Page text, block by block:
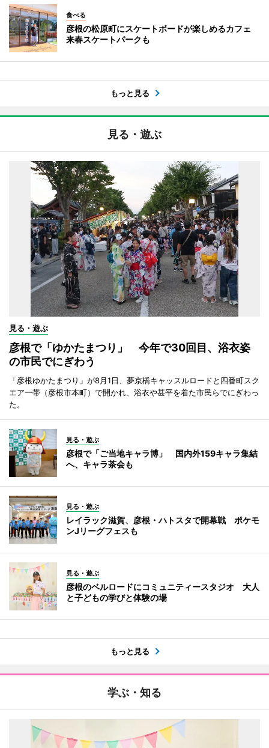
食べる
彦根の松原町にスケートボードが楽しめるカフェ
来春スケートパークも
もっと見る
見る・遊ぶ
見る・遊ぶ
彦根で「ゆかたまつり」 今年で30回目、浴衣姿
の市民でにぎわう
「彦根ゆかたまつり」が8月1日、夢京橋キャッスルロードと四番町スク
エア一帯（彦根市本町）で開かれ、浴衣や甚平を着た市民らでにぎわっ
た。
見る・遊ぶ
彦根で「ご当地キャラ博」 国内外159キャラ集結
へ、キャラ茶会も
見る・遊ぶ
レイラック滋賀、彦根・ハトスタで開幕戦 ポケモ
ンJリーグフェスも
見る・遊ぶ
彦根のベルロードにコミュニティースタジオ 大人
と子どもの学びと体験の場
もっと見る
学ぶ・知る